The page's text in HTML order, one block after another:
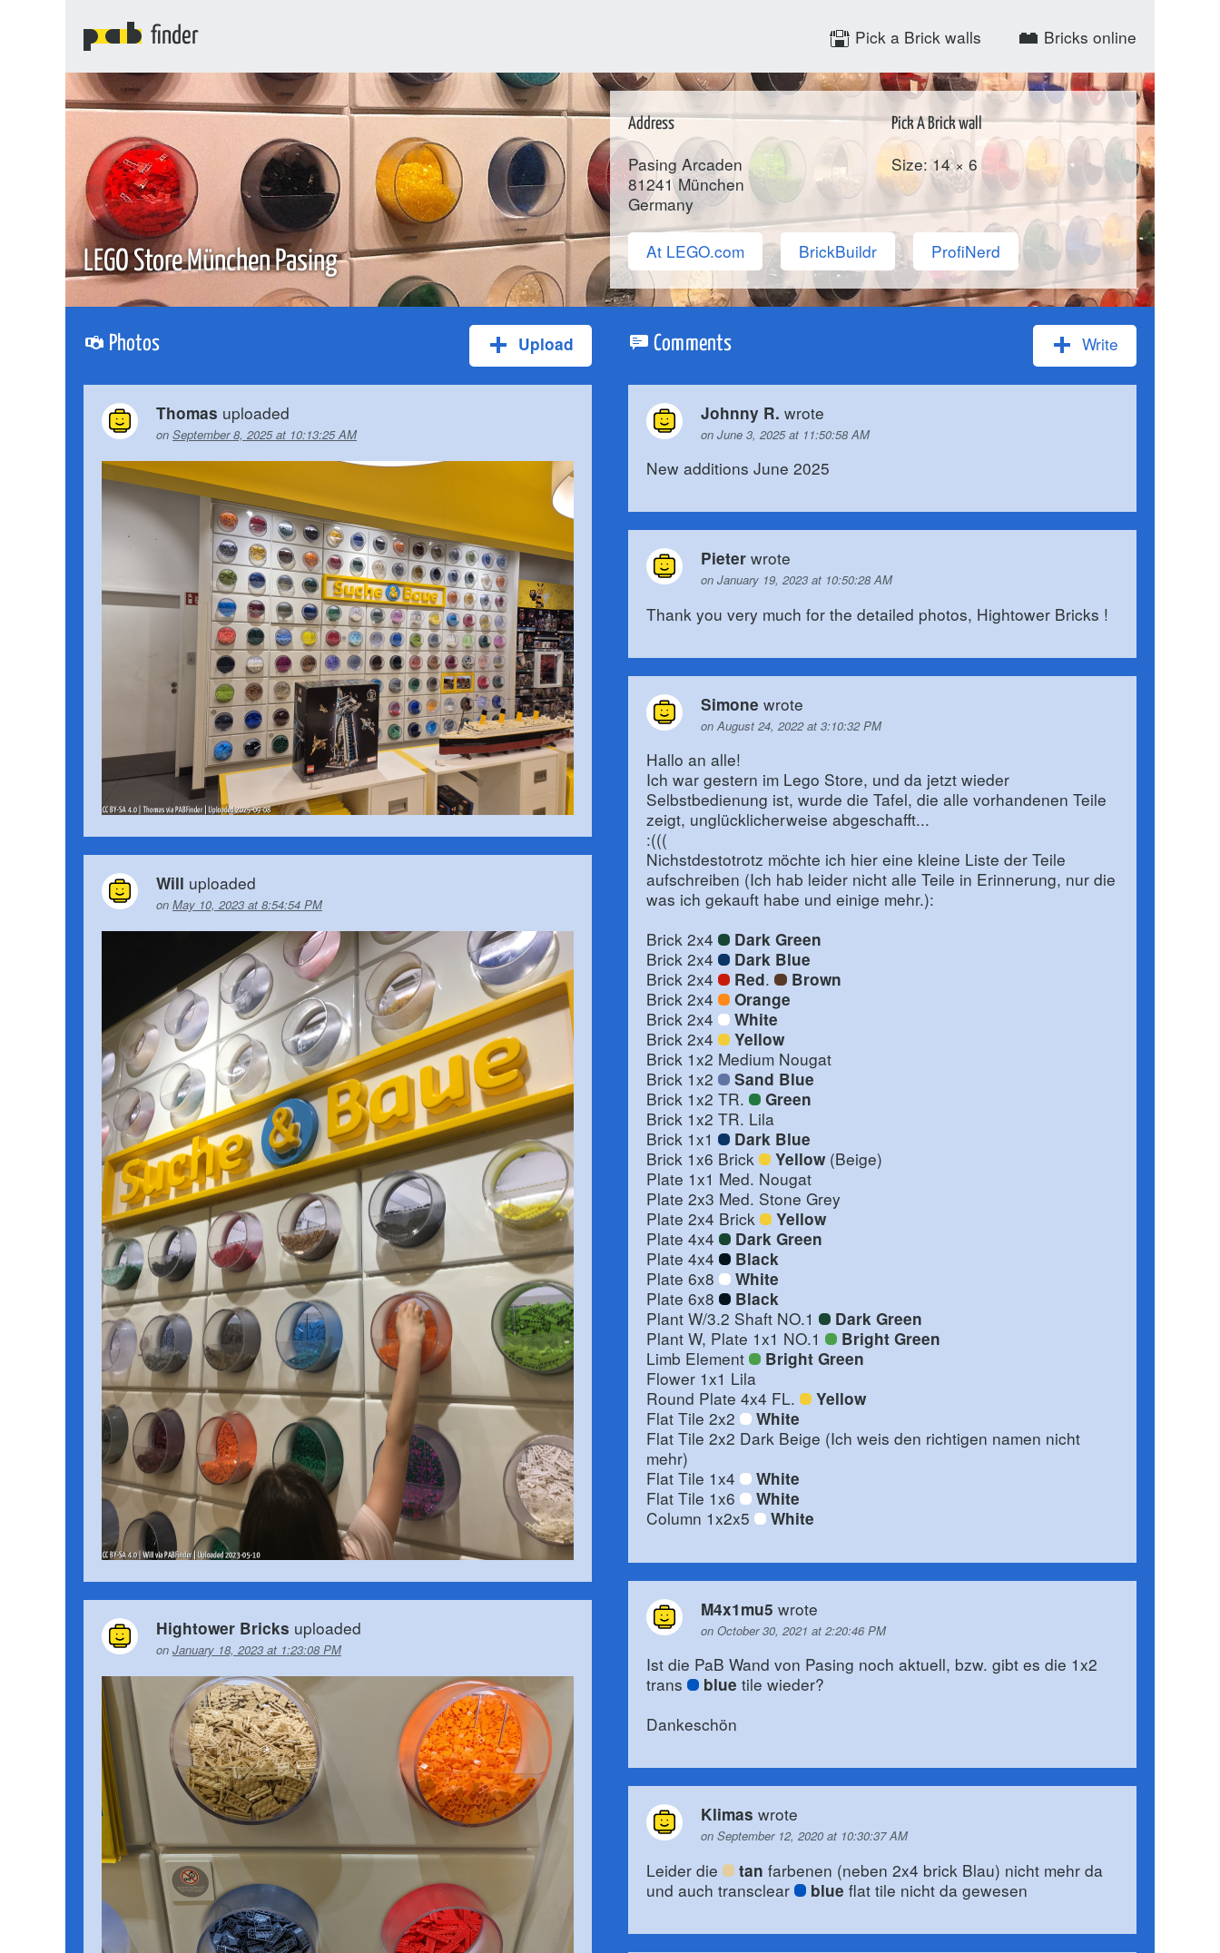
finder Pick a Brick walls Bricks online
LEGO Store München Pasing
Address
Pasing Arcaden
81241 München
Germany
Pick A Brick wall
Size: 14 × 6
At LEGO.com BrickBuildr ProfiNerd
Photos Upload
Thomas uploaded
on September 8, 2025 at 10:13:25 AM
Will uploaded
on May 10, 2023 at 8:54:54 PM
Hightower Bricks uploaded
on January 18, 2023 at 1:23:08 PM
Comments Write
Johnny R. wrote
on June 3, 2025 at 11:50:58 AM
New additions June 2025
Pieter wrote
on January 19, 2023 at 10:50:28 AM
Thank you very much for the detailed photos, Hightower Bricks !
Simone wrote
on August 24, 2022 at 3:10:32 PM
Hallo an alle!
Ich war gestern im Lego Store, und da jetzt wieder
Selbstbedienung ist, wurde die Tafel, die alle vorhandenen Teile
zeigt, unglücklicherweise abgeschafft...
:(((
Nichstdestotrotz möchte ich hier eine kleine Liste der Teile
aufschreiben (Ich hab leider nicht alle Teile in Erinnerung, nur die
was ich gekauft habe und einige mehr.):
Brick 2x4
Dark Green
Brick 2x4 Dark Blue
Brick 2x4 Red. Brown
Brick 2x4 Orange
Brick 2x4 White
Brick 2x4 Yellow
Brick 1x2 Medium Nougat
Brick 1x2
Sand Blue
Brick 1x2 TR. Green
Brick 1x2 TR. Lila
Brick 1x1
Dark Blue
Brick 1x6 Brick Yellow(Beige)
Plate 1x1 Med. Nougat
Plate 2x3 Med. Stone Grey
Plate 2x4 Brick
Yellow
Plate 4x4 Dark Green
Plate 4x4 Black
Plate 6x8 White
Plate 6x8 Black
Plant W/3.2 Shaft NO.1 Dark Green
Plant W, Plate 1x1 NO.1 Bright Green
Limb Element Bright Green
Flower 1x1 Lila
Round Plate 4x4 FL.
Yellow
Flat Tile 2x2 White
Flat Tile 2x2 Dark Beige (Ich weis den richtigen namen nicht
mehr)
Flat Tile 1x4
White
Flat Tile 1x6 White
Column 1x2x5 White
M4x1mu5 wrote
on October 30, 2021 at 2:20:46 PM
Ist die PaB Wand von Pasing noch aktuell, bzw. gibt es die 1x2
trans
blue tile wieder?
Dankeschön
Klimas wrote
on September 12, 2020 at 10:30:37 AM
Leider die tan farbenen (neben 2x4 brick Blau) nicht mehr da
und auch transclear
blue flat tile nicht da gewesen